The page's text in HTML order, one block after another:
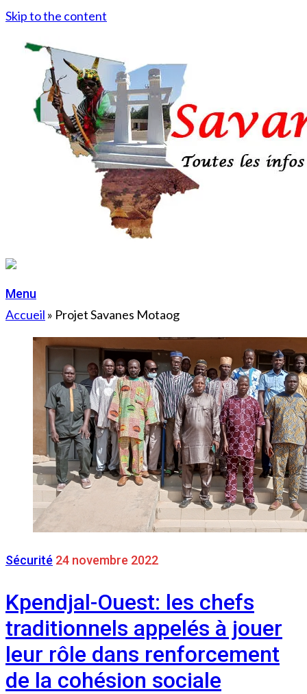
Skip to the content
Menu
Accueil » Projet Savanes Motaog
Sécurité 24 novembre 2022
Kpendjal-Ouest: les chefs
traditionnels appelés à jouer
leur rôle dans renforcement
de la cohésion sociale